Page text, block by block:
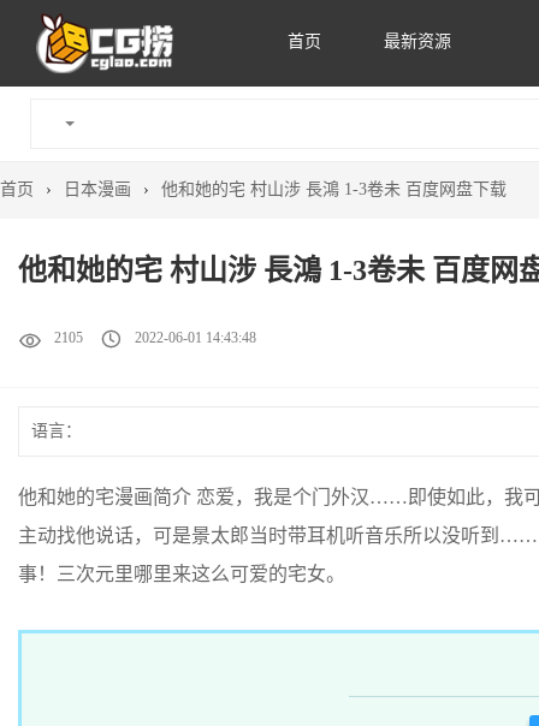
首页 最新资源
首页 › 日本漫画 › 他和她的宅 村山涉 長鴻 1-3卷未 百度网盘下载
他和她的宅 村山涉 長鴻 1-3卷未 百度网
2105 2022-06-01 14:43:48
语言：
他和她的宅漫画简介 恋爱，我是个门外汉……即使如此，我
主动找他说话，可是景太郎当时带耳机听音乐所以没听到
事！三次元里哪里来这么可爱的宅女。